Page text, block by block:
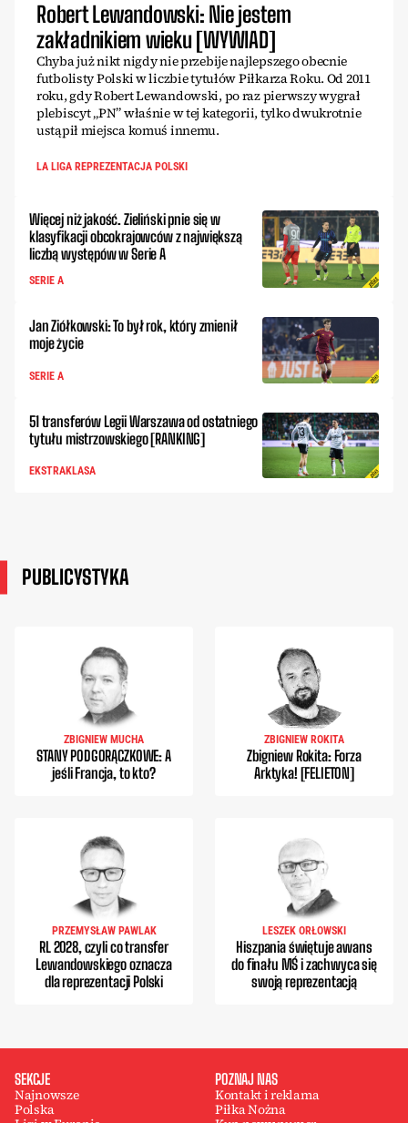
Robert Lewandowski: Nie jestem
zakładnikiem wieku [WYWIAD]
Chyba już nikt nigdy nie przebije najlepszego obecnie
futbolisty Polski w liczbie tytułów Piłkarza Roku. Od 2011
roku, gdy Robert Lewandowski, po raz pierwszy wygrał
plebiscyt „PN” właśnie w tej kategorii, tylko dwukrotnie
ustąpił miejsca komuś innemu.
LA LIGA REPREZENTACJA POLSKI
Więcej niż jakość. Zieliński pnie się w
klasyfikacji obcokrajowców z największą
liczbą występów w Serie A
SERIE A
Jan Ziółkowski: To był rok, który zmienił
moje życie
SERIE A
51 transferów Legii Warszawa od ostatniego
tytułu mistrzowskiego [RANKING]
EKSTRAKLASA
PUBLICYSTYKA
ZBIGNIEW MUCHA
STANY PODGORĄCZKOWE: A
jeśli Francja, to kto?
ZBIGNIEW ROKITA
Zbigniew Rokita: Forza
Arktyka! [FELIETON]
PRZEMYSŁAW PAWLAK
RL 2028, czyli co transfer
Lewandowskiego oznacza
dla reprezentacji Polski
LESZEK ORŁOWSKI
Hiszpania świętuje awans
do finału MŚ i zachwyca się
swoją reprezentacją
SEKCJE
Najnowsze
Polska
POZNAJ NAS
Kontakt i reklama
Piłka Nożna